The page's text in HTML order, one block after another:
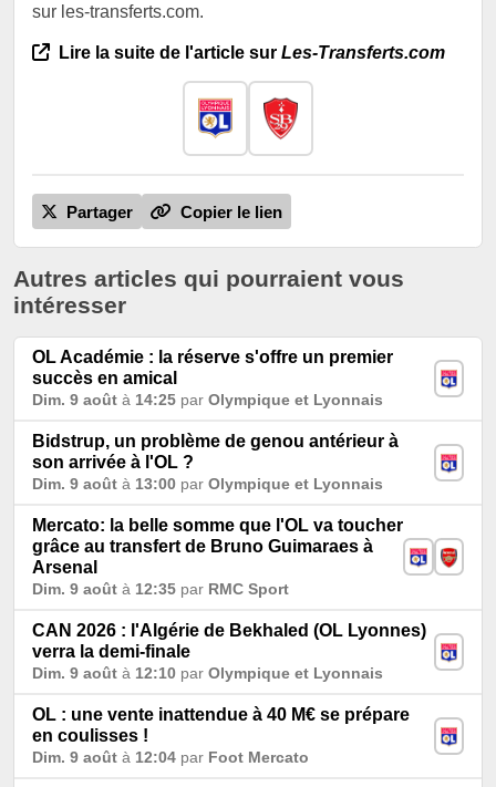
sur les-transferts.com.
Lire la suite de l'article sur Les-Transferts.com
Partager Copier le lien
Autres articles qui pourraient vous
intéresser
OL Académie : la réserve s'offre un premier
succès en amical
Dim. 9 août à 14:25 par Olympique et Lyonnais
Bidstrup, un problème de genou antérieur à
son arrivée à l'OL ?
Dim. 9 août à 13:00 par Olympique et Lyonnais
Mercato: la belle somme que l'OL va toucher
grâce au transfert de Bruno Guimaraes à
Arsenal
Dim. 9 août à 12:35 par RMC Sport
CAN 2026 : l'Algérie de Bekhaled (OL Lyonnes)
verra la demi-finale
Dim. 9 août à 12:10 par Olympique et Lyonnais
OL : une vente inattendue à 40 M€ se prépare
en coulisses !
Dim. 9 août à 12:04 par Foot Mercato